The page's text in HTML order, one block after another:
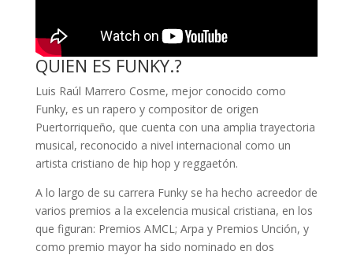
QUIEN ES FUNKY.?
Luis Raúl Marrero Cosme, mejor conocido como
Funky, es un rapero y compositor de origen
Puertorriqueño, que cuenta con una amplia trayectoria
musical, reconocido a nivel internacional como un
artista cristiano de hip hop y reggaetón.
A lo largo de su carrera Funky se ha hecho acreedor de
varios premios a la excelencia musical cristiana, en los
que figuran: Premios AMCL; Arpa y Premios Unción, y
como premio mayor ha sido nominado en dos